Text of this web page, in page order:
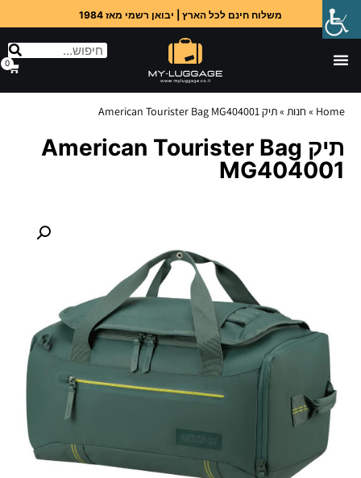
משלוח חינם לכל הארץ | יבואן רשמי מאז 1984
0
Home
» חנות »תיק American Tourister Bag MG404001
תיק American Tourister Bag
MG404001